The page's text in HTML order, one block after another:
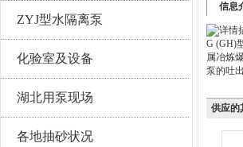
ZYJ型水隔离泵
化验室及设备
湖北用泵现场
各地抽砂状况
信息
G (GH)
属冶炼
泵的吐
供应的